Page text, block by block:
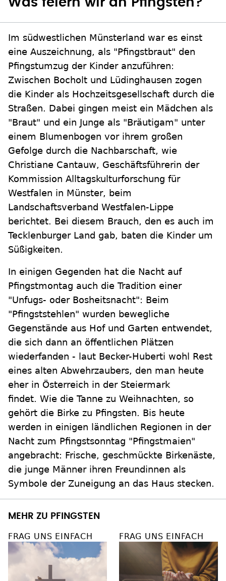
Im südwestlichen Münsterland war es einst
eine Auszeichnung, als "Pfingstbraut" den
Pfingstumzug der Kinder anzuführen:
Zwischen Bocholt und Lüdinghausen zogen
die Kinder als Hochzeitsgesellschaft durch die
Straßen. Dabei gingen meist ein Mädchen als
"Braut" und ein Junge als "Bräutigam" unter
einem Blumenbogen vor ihrem großen
Gefolge durch die Nachbarschaft, wie
Christiane Cantauw, Geschäftsführerin der
Kommission Alltagskulturforschung für
Westfalen in Münster, beim
Landschaftsverband Westfalen-Lippe
berichtet. Bei diesem Brauch, den es auch im
Tecklenburger Land gab, baten die Kinder um
Süßigkeiten.
In einigen Gegenden hat die Nacht auf
Pfingstmontag auch die Tradition einer
"Unfugs- oder Bosheitsnacht": Beim
"Pfingststehlen" wurden bewegliche
Gegenstände aus Hof und Garten entwendet,
die sich dann an öffentlichen Plätzen
wiederfanden - laut Becker-Huberti wohl Rest
eines alten Abwehrzaubers, den man heute
eher in Österreich in der Steiermark
findet. Wie die Tanne zu Weihnachten, so
gehört die Birke zu Pfingsten. Bis heute
werden in einigen ländlichen Regionen in der
Nacht zum Pfingstsonntag "Pfingstmaien"
angebracht: Frische, geschmückte Birkenäste,
die junge Männer ihren Freundinnen als
Symbole der Zuneigung an das Haus stecken.
MEHR ZU PFINGSTEN
FRAG UNS EINFACH FRAG UNS EINFACH